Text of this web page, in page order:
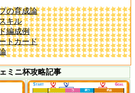
の育成論
キル
編成例
トカード
ミニ杯攻略記事